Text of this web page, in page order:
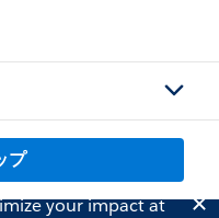
プ
your impact at